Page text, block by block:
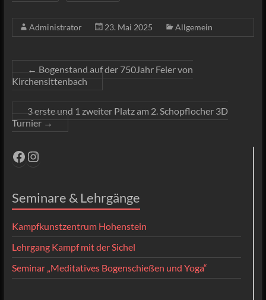
Administrator 23. Mai 2025 Allgemein
←Bogenstand auf der 750Jahr Feier von
Kirchensittenbach
3 erste und 1 zweiter Platz am 2. Schopflocher 3D
Turnier→
Facebook
Instagram
Seminare & Lehrgänge
Kampfkunstzentrum Hohenstein
Lehrgang Kampf mit der Sichel
Seminar „Meditatives Bogenschießen und Yoga“